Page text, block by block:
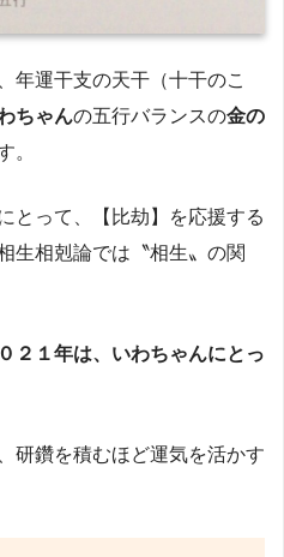
年運干支の天干（十干のこ
ちゃんの五行バランスの金の
。
とって、【比劫】を応援する
生相剋論では〝相生〟の関
２１年は、いわちゃんにとっ
研鑽を積むほど運気を活かす